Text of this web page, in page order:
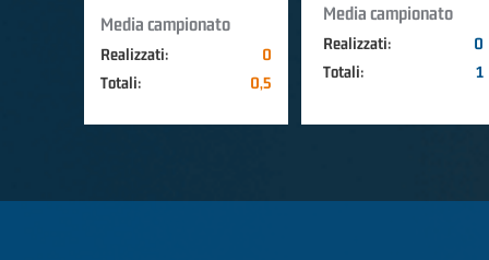
Media campionato
Realizzati:
0
Totali:
0,5
Media campionato
Realizzati:
0
Totali:
1